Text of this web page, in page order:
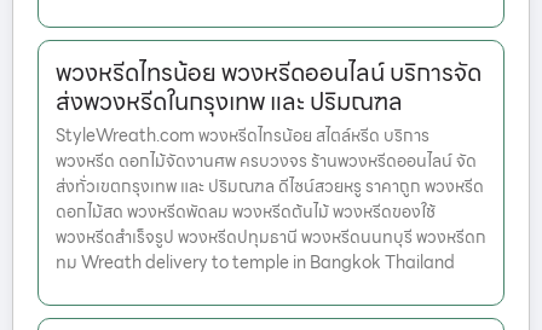
พวงหรีดไทรน้อย พวงหรีดออนไลน์ บริการจัด
ส่งพวงหรีดในกรุงเทพ และ ปริมณฑล
StyleWreath.com พวงหรีดไทรน้อย สไตล์หรีด บริการ
พวงหรีด ดอกไม้จัดงานศพ ครบวงจร ร้านพวงหรีดออนไลน์ จัด
ส่งทั่วเขตกรุงเทพ และ ปริมณฑล ดีไซน์สวยหรู ราคาถูก พวงหรีด
ดอกไม้สด พวงหรีดพัดลม พวงหรีดต้นไม้ พวงหรีดของใช้
พวงหรีดสำเร็จรูป พวงหรีดปทุมธานี พวงหรีดนนทบุรี พวงหรีดก
ทม Wreath delivery to temple in Bangkok Thailand